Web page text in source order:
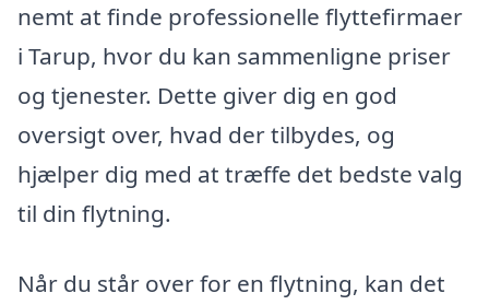
nemt at finde professionelle flyttefirmaer
i Tarup, hvor du kan sammenligne priser
og tjenester. Dette giver dig en god
oversigt over, hvad der tilbydes, og
hjælper dig med at træffe det bedste valg
til din flytning.
Når du står over for en flytning, kan det